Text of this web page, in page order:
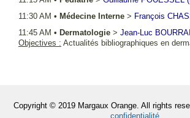
11:30 AM • Médecine Interne > François
11:45 AM • Dermatologie > Jean-Luc
Objectives : Actualités bibliographiques en
Copyright © 2019 Margaux Orange. All rights
confidentialité